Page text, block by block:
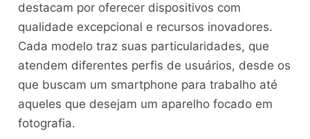
destacam por oferecer dispositivos com
qualidade excepcional e recursos inovadores.
Cada modelo traz suas particularidades, que
atendem diferentes perfis de usuários, desde os
que buscam um smartphone para trabalho até
aqueles que desejam um aparelho focado em
fotografia.